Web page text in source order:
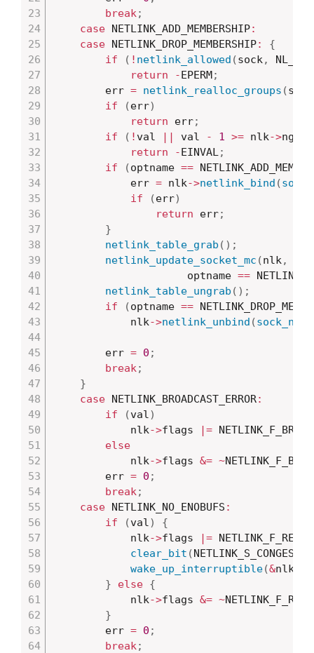
break;
case NETLINK_ADD_MEMBERSHIP:
case NETLINK_DROP_MEMBERSHIP:
{
if
( ! netlink_allowed (sock,
return
-EPERM;
		err
= netlink_realloc_groups (sk
if
(err)
return err;
if
( ! val || val - 1 >= nlk->
return
-EINVAL;
if
(optname ==
			err
= nlk->netlink_bind (
if
(err)
return err;
}
netlink_table_grab( ) ;
netlink_update_socket_mc (nlk,
					 optname
==
netlink_table_ungrab( ) ;
if
(optname ==
			nlk
->netlink_unbind (sock_net
		err
= 0 ;
break;
}
case NETLINK_BROADCAST_ERROR:
if
(val)
			nlk
->flags |=
else
			nlk
->flags &= ~
		err
= 0 ;
break;
case NETLINK_NO_ENOBUFS :
if
(val)
{
			nlk
->flags |=
clear_bit (NETLINK_S_CONGESTED
wake_up_interruptible(&nlk
}
else {
			nlk
->flags &= ~
}
		err
= 0 ;
break;